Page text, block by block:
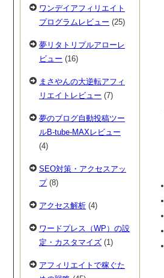
ワンデイアフィリエイト
プログラムレビュー (25)
夢リタトリプルアローレ
ビュー (16)
まさやんの大逆転アフィ
リエイトレビュー (7)
夢のブログ自動投稿ツー
ルB-tube-MAXレビュー
(4)
SEO対策・アクセスアッ
プ(8)
アクセス解析 (4)
ワードプレス（WP）の設
定・カスタマイズ (1)
アフィリエイトで稼ぐた